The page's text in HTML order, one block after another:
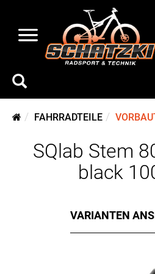
FAHRRADTEILE
SQlab Stem
black
VARIANTEN